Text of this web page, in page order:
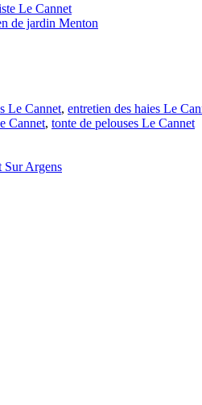
Le Cannet
de jardin Menton
Le Cannet, entretien des haies Le
Cannet, tonte de pelouses Le Cannet
Sur Argens